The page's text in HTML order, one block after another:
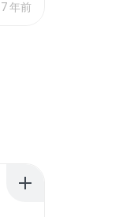
7 年前